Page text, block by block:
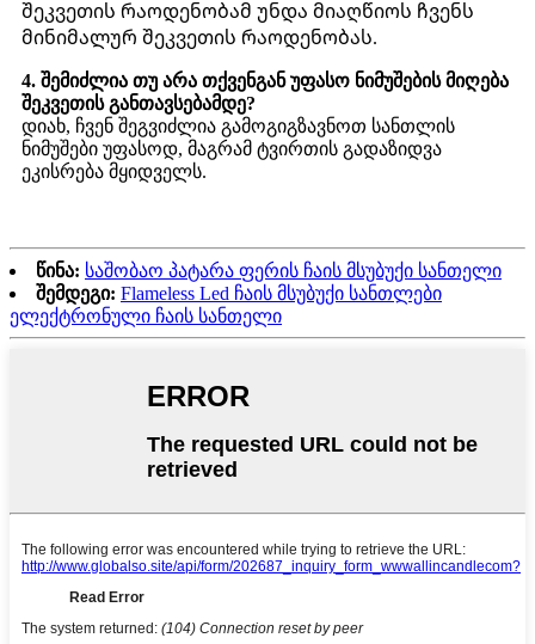
შეკვეთის რაოდენობამ უნდა მიაღწიოს ჩვენს
მინიმალურ შეკვეთის რაოდენობას.
4. შემიძლია თუ არა თქვენგან უფასო ნიმუშების მიღება
შეკვეთის განთავსებამდე?
დიახ, ჩვენ შეგვიძლია გამოგიგზავნოთ სანთლის
ნიმუშები უფასოდ, მაგრამ ტვირთის გადაზიდვა
ეკისრება მყიდველს.
წინა: საშობაო პატარა ფერის ჩაის მსუბუქი სანთელი
შემდეგი: Flameless Led ჩაის მსუბუქი სანთლები
ელექტრონული ჩაის სანთელი